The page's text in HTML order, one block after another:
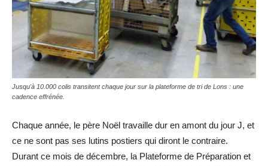
Jusqu'à 10.000 colis transitent chaque jour sur la plateforme de tri de Lons : une
cadence effrénée.
Chaque année, le père Noël travaille dur en amont du jour J, et
ce ne sont pas ses lutins postiers qui diront le contraire.
Durant ce mois de décembre, la Plateforme de Préparation et